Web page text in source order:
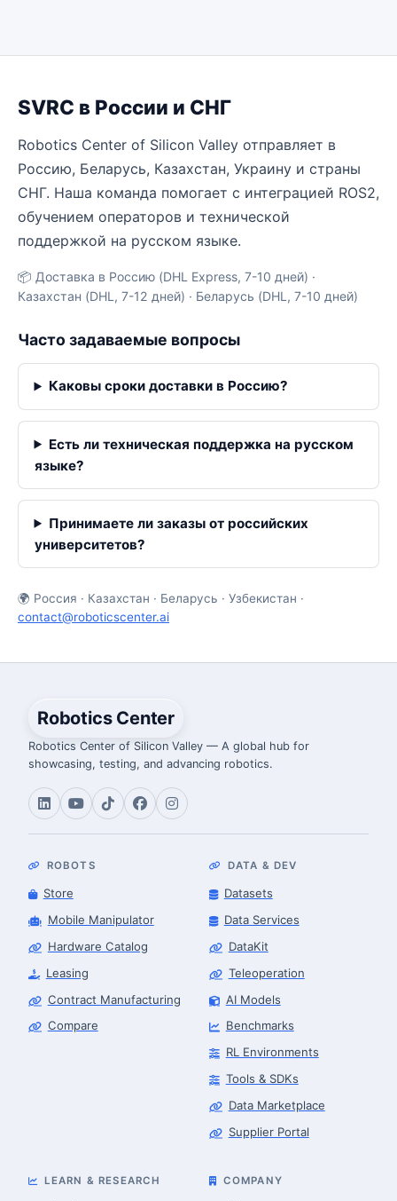
SVRC в России и СНГ
Robotics Center of Silicon Valley отправляет в
Россию, Беларусь, Казахстан, Украину и страны
СНГ. Наша команда помогает с интеграцией ROS2,
обучением операторов и технической
поддержкой на русском языке.
📦 Доставка в Россию (DHL Express, 7-10 дней) ·
Казахстан (DHL, 7-12 дней) · Беларусь (DHL, 7-10 дней)
Часто задаваемые вопросы
Каковы сроки доставки в Россию?
Есть ли техническая поддержка на русском
языке?
Принимаете ли заказы от российских
университетов?
🌍 Россия · Казахстан · Беларусь · Узбекистан ·
contact@roboticscenter.ai
Robotics Center
Robotics Center of Silicon Valley — A global hub for
showcasing, testing, and advancing robotics.
ROBOTS
Store
Mobile Manipulator
Hardware Catalog
Leasing
Contract Manufacturing
Compare
DATA & DEV
Datasets
Data Services
DataKit
Teleoperation
AI Models
Benchmarks
RL Environments
Tools & SDKs
Data Marketplace
Supplier Portal
LEARN & RESEARCH COMPANY